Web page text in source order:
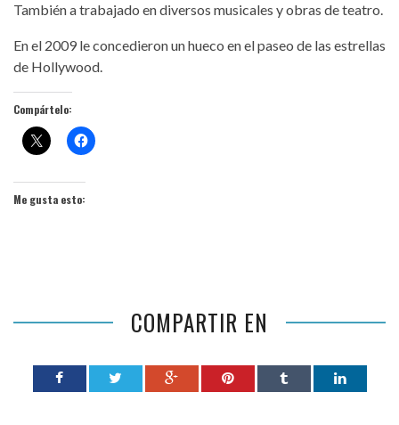
También a trabajado en diversos musicales y obras de teatro.
En el 2009 le concedieron un hueco en el paseo de las estrellas
de Hollywood.
Compártelo:
Me gusta esto:
COMPARTIR EN